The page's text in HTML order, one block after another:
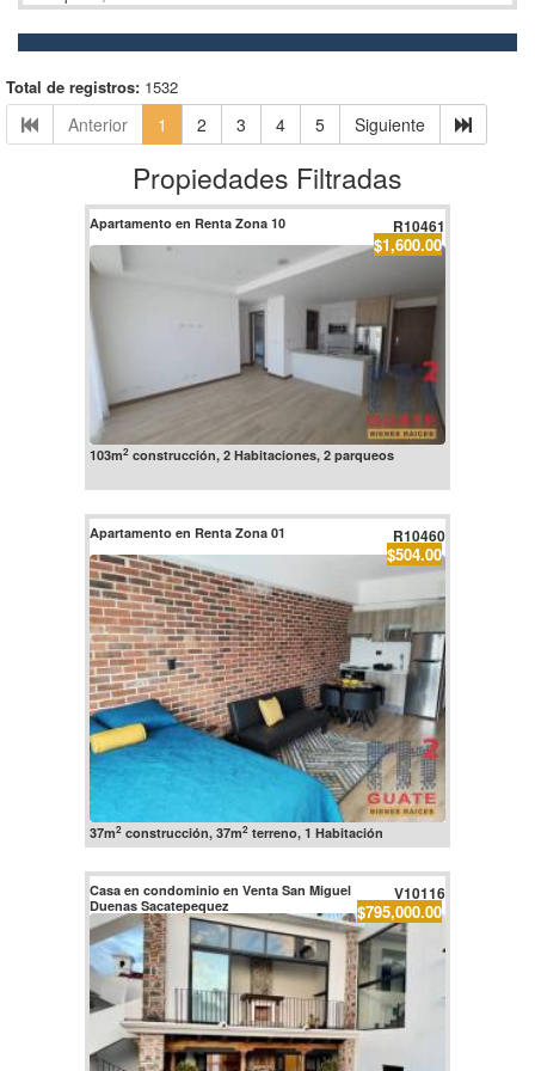
Total de registros: 1532
Anterior 1 2 3 4 5 Siguiente
Propiedades Filtradas
Apartamento en Renta Zona 10 R10461
$1,600.00
103m2construcción, 2 Habitaciones, 2 parqueos
Apartamento en Renta Zona 01 R10460
$504.00
37m2construcción, 37m2terreno, 1 Habitación
Casa en condominio en Venta San Miguel
Duenas Sacatepequez
V10116
$795,000.00